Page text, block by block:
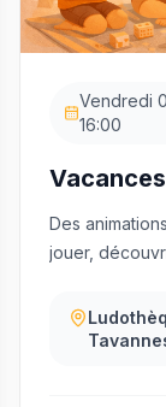
Vendredi
16:00
Vacances
Des
jouer,